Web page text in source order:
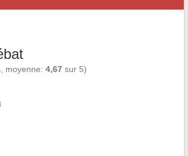
moyenne: 4,67sur 5)